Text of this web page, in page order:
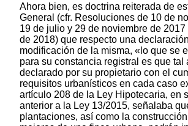
Ahora bien, es doctrina reiterada de
General (cfr. Resoluciones de 10 de
19 de julio y 29 de noviembre de
de 2018) que respecto una
modificación de la misma, «lo que se
para su constancia registral es que tal
declarado por su propietario con el
requisitos urbanísticos en cada caso
artículo 208 de la Ley Hipotecaria, en
anterior a la Ley 13/2015, señalaba
plantaciones, así como la